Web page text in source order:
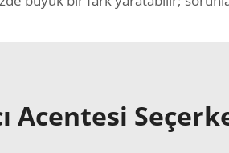
Acentesi